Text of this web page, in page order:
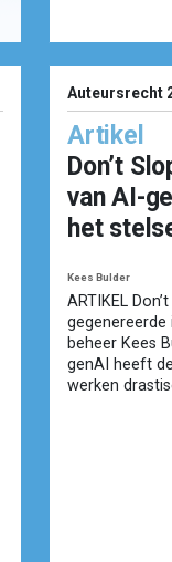
Auteursrecht
Artikel
Don’t
van AI-
het
Kees Bulder
ARTIKEL
beheer Kees
genAI heeft
werken